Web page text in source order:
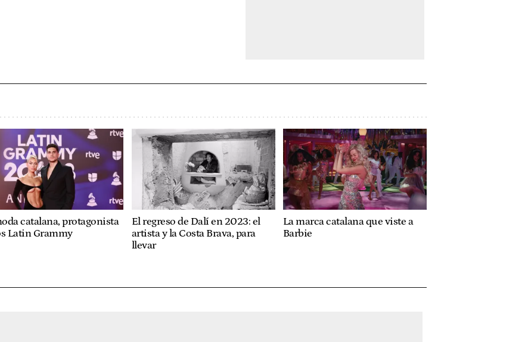
catalana, protagonista
Latin Grammy
El regreso de Dalí en 2023: el
artista y la Costa Brava, para
llevar
La marca catalana que viste a
Barbie